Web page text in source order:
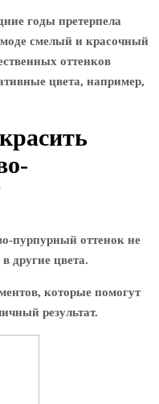
годы претерпела
смелый и красочный
оттенков
цвета, например,
пурпурный оттенок не
другие цвета.
которые помогут
результат.